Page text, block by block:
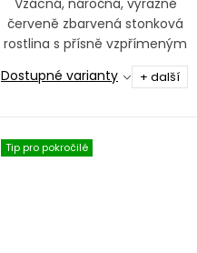
Vzácná, náročná, výrazně
červeně zbarvená stonková
rostlina s přísně vzpřímeným
růstem, vhodná jako barevný
akcent do popředí i středu
Dostupné varianty + další
Tip pro pokročilé